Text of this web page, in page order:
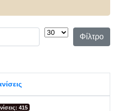
Εμφάνιση # Φίλτρο
415